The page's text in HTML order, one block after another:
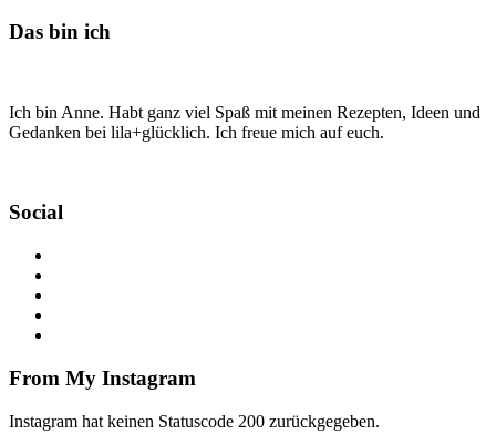
Das bin ich
Ich bin Anne. Habt ganz viel Spaß mit meinen Rezepten, Ideen und
Gedanken bei lila+glücklich. Ich freue mich auf euch.
Social
From My Instagram
Instagram hat keinen Statuscode 200 zurückgegeben.